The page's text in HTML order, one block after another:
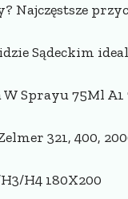
Najczęstsze
Sądeckim
Sprayu 75Ml
321, 400,
H4 180X200